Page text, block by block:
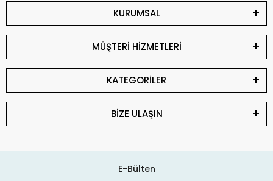
KURUMSAL
MÜŞTERİ HİZMETLERİ
KATEGORİLER
BİZE ULAŞIN
E-Bülten